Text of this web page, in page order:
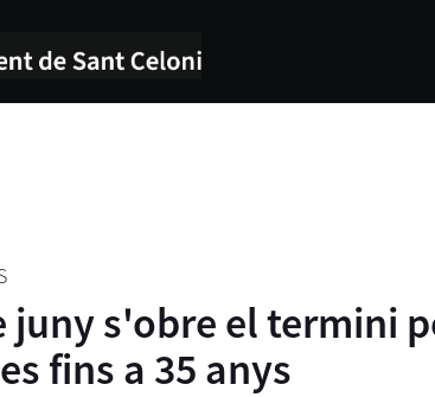
juny s'obre el termini
fins a 35 anys